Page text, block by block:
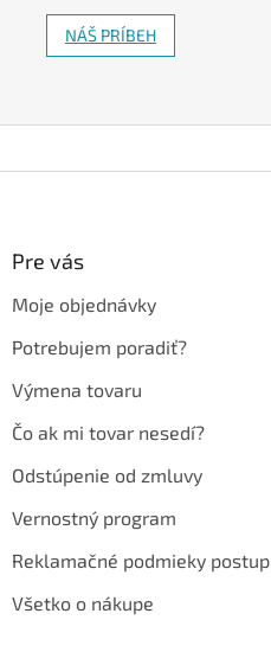
NÁŠ PRÍBEH
Pre vás
Moje objednávky
Potrebujem poradiť?
Výmena tovaru
Čo ak mi tovar nesedí?
Odstúpenie od zmluvy
Vernostný program
Reklamačné podmieky postup
Všetko o nákupe